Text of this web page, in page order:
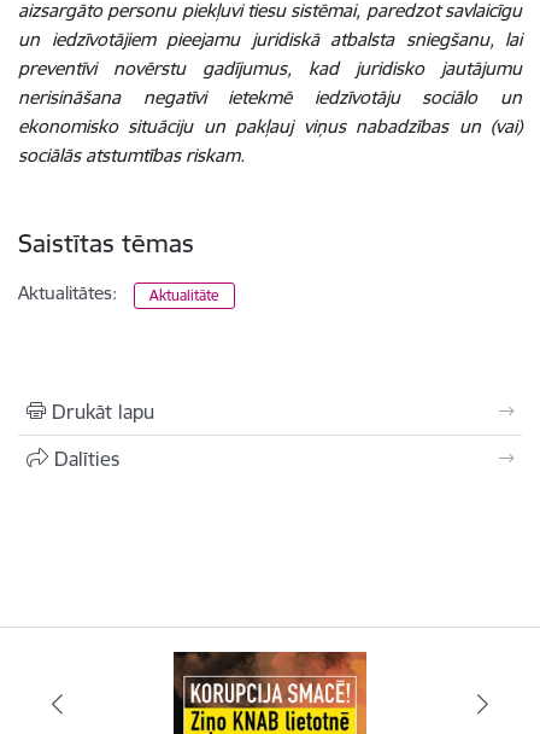
aizsargāto personu piekļuvi tiesu sistēmai, paredzot savlaicīgu
un iedzīvotājiem pieejamu juridiskā atbalsta sniegšanu, lai
preventīvi novērstu gadījumus, kad juridisko jautājumu
nerisināšana negatīvi ietekmē iedzīvotāju sociālo un
ekonomisko situāciju un pakļauj viņus nabadzības un (vai)
sociālās atstumtības riskam.
Saistītas tēmas
Aktualitātes: Aktualitāte
Drukāt lapu
Dalīties